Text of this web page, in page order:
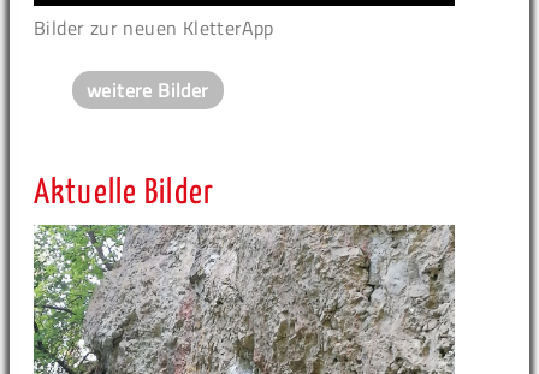
Bilder zur neuen KletterApp
weitere Bilder
Aktuelle Bilder